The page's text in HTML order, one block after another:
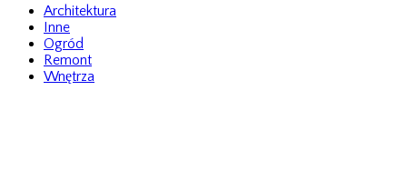
Architektura
Inne
Ogród
Remont
Wnętrza